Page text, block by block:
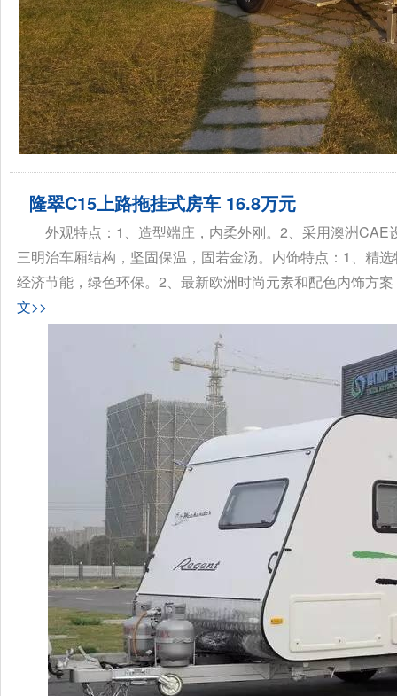
隆翠C15上路拖挂式房车 16.8万元
外观特点：1、造型端庄，内柔外刚。2、采用澳洲
三明治车厢结构，坚固保温，固若金汤。内饰特点：1、精
经济节能，绿色环保。2、最新欧洲时尚元素和配色内饰方
文>>